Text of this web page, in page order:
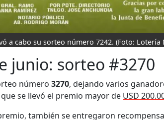
a cabo su sorteo número 7242. (Foto: Lotería
junio: sorteo #3270
número 3270, dejando varios
se llevó el premio mayor de USD
también se entregaron